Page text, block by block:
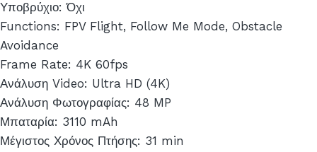
Υποβρύχιο: Όχι
Functions: FPV Flight, Follow Me Mode, Obstacle
Avoidance
Frame Rate: 4K 60fps
Ανάλυση Video: Ultra HD (4K)
Ανάλυση Φωτογραφίας: 48 MP
Μπαταρία: 3110 mAh
Μέγιστος Χρόνος Πτήσης: 31 min